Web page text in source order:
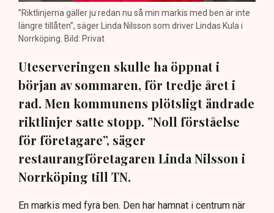
”Riktlinjerna gäller ju redan nu så min markis med ben är inte
längre tillåten”, säger Linda Nilsson som driver Lindas Kula i
Norrköping. Bild: Privat
Uteserveringen skulle ha öppnat i
början av sommaren, för tredje året i
rad. Men kommunens plötsligt ändrade
riktlinjer satte stopp. ”Noll förståelse
för företagare”, säger
restaurangföretagaren Linda Nilsson i
Norrköping till TN.
En markis med fyra ben. Den har hamnat i centrum när